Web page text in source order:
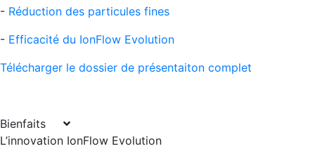
- Réduction des particules fines
- Efficacité du IonFlow Evolution
Télécharger le dossier de présentaiton complet
Bienfaits
L’innovation IonFlow Evolution